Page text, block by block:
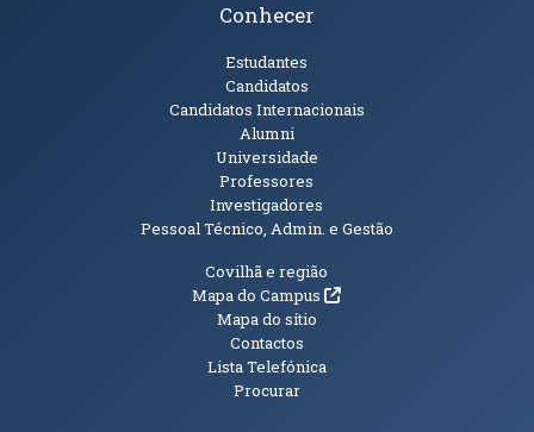
Conhecer
Estudantes
Candidatos
Candidatos Internacionais
Alumni
Universidade
Professores
Investigadores
Pessoal Técnico, Admin. e Gestão
Informações Adicionais
Covilhã e região
Mapa do Campus(abre em nova janela)
Mapa do sítio
Contactos
Lista Telefónica
Procurar